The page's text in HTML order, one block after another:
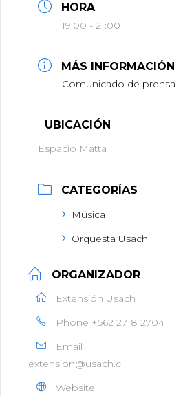
HORA
19:00 - 21:00
MÁS INFORMACIÓN
Comunicado de prensa
UBICACIÓN
Espacio Matta
CATEGORÍAS
Música
Orquesta Usach
ORGANIZADOR
Extensión Usach
Phone +562 2718 2704
Email
extension@usach.cl
Website